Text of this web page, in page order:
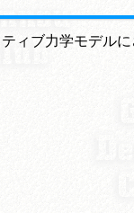
ィブ力学モデル